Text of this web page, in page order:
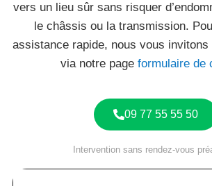
vers un lieu sûr sans risquer
le châssis ou la transmission.
assistance rapide, nous vous
via notre page formulaire de
09 77 55 55 50
Intervention sans rendez-vous